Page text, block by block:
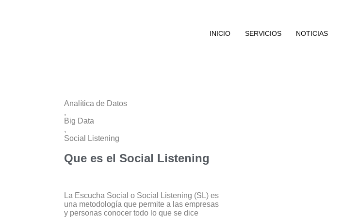
INICIO SERVICIOS NOTICIAS
Analítica de Datos
,
Big Data
,
Social Listening
Que es el Social Listening
La Escucha Social o Social Listening (SL) es
una metodología que permite a las empresas
y personas conocer todo lo que se dice